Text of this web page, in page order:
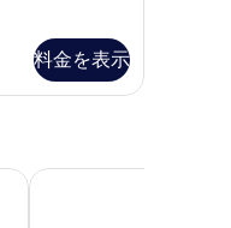
料金を表示
パーク ホテル香港